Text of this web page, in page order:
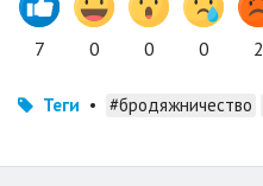
7 0 0 0 2
Теги • #бродяжничество